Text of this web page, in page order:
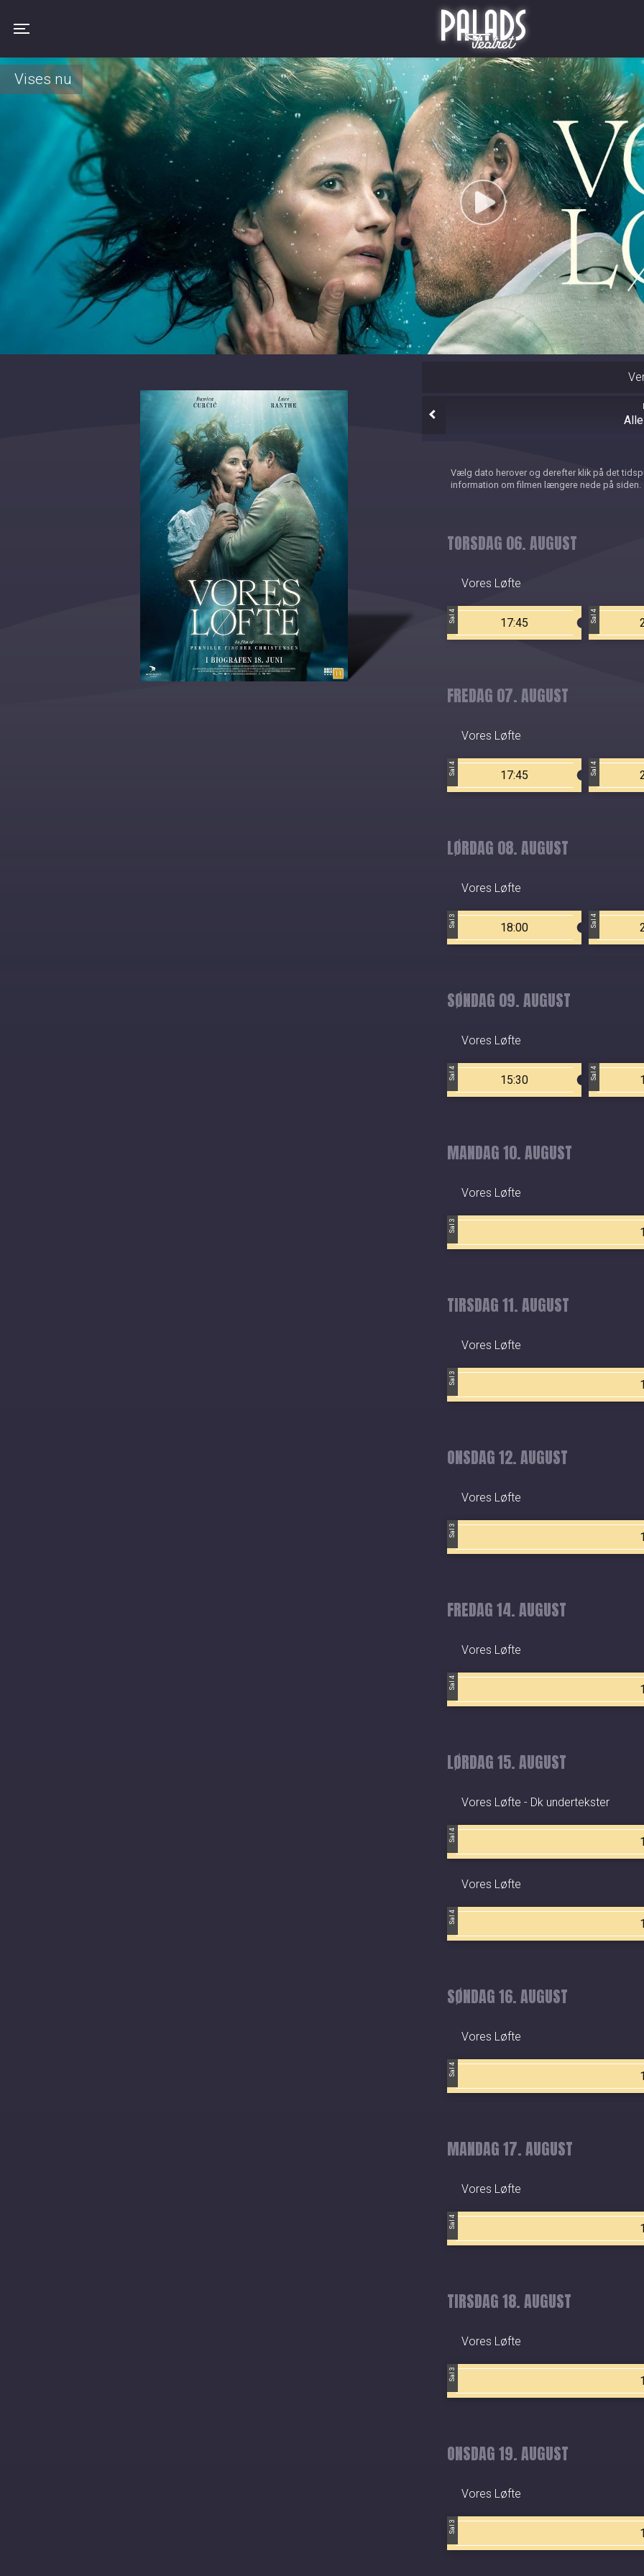
Palads Teatret
Vises nu
Vælg dato herover og derefter klik på det
information om filmen længere nede på siden.
TORSDAG 06. AUGUST
Vores Løfte
Sal 4 17:45 Sal 4
FREDAG 07. AUGUST
Vores Løfte
Sal 4 17:45 Sal 4
LØRDAG 08. AUGUST
Vores Løfte
Sal 3 18:00 Sal 4
SØNDAG 09. AUGUST
Vores Løfte
Sal 4 15:30 Sal 4
MANDAG 10. AUGUST
Vores Løfte
Sal 3
TIRSDAG 11. AUGUST
Vores Løfte
Sal 3
ONSDAG 12. AUGUST
Vores Løfte
Sal 3
FREDAG 14. AUGUST
Vores Løfte
Sal 4
LØRDAG 15. AUGUST
Vores Løfte - Dk undertekster
Sal 4
Vores Løfte
Sal 4
SØNDAG 16. AUGUST
Vores Løfte
Sal 4
MANDAG 17. AUGUST
Vores Løfte
Sal 4
TIRSDAG 18. AUGUST
Vores Løfte
Sal 3
ONSDAG 19. AUGUST
Vores Løfte
Sal 3